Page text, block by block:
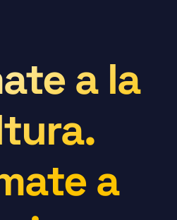
a la
a